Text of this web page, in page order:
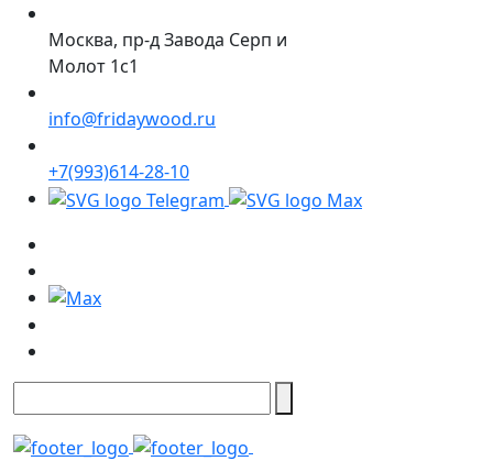
Москва, пр-д Завода Серп и
Молот 1с1
info@fridaywood.ru
+7(993)614-28-10